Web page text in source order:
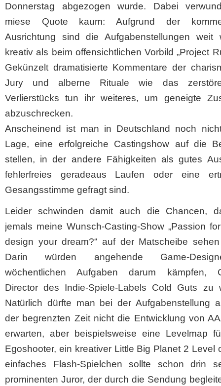
Donnerstag abgezogen wurde. Dabei
miese Quote kaum: Aufgrund der
Ausrichtung sind die Aufgabenstellungen weit
kreativ als beim offensichtlichen Vorbild „Project
Gekünzelt dramatisierte Kommentare der
Jury und alberne Rituale wie das
Verlierstücks tun ihr weiteres, um geneigte
abzuschrecken.
Anscheinend ist man in Deutschland noch
Lage, eine erfolgreiche Castingshow auf die
stellen, in der andere Fähigkeiten als gutes
fehlerfreies geradeaus Laufen oder eine
Gesangsstimme gefragt sind.
Leider schwinden damit auch die Chancen,
jemals meine Wunsch-Casting-Show „Passion
design your dream?“ auf der Matscheibe
Darin würden angehende Game-
wöchentlichen Aufgaben darum kämpfen,
Director des Indie-Spiele-Labels Cold Guts zu
Natürlich dürfte man bei der Aufgabenstellung
der begrenzten Zeit nicht die Entwicklung von
erwarten, aber beispielsweise eine Levelmap
Egoshooter, ein kreativer Little Big Planet 2 Level
einfaches Flash-Spielchen sollte schon drin
prominenten Juror, der durch die Sendung